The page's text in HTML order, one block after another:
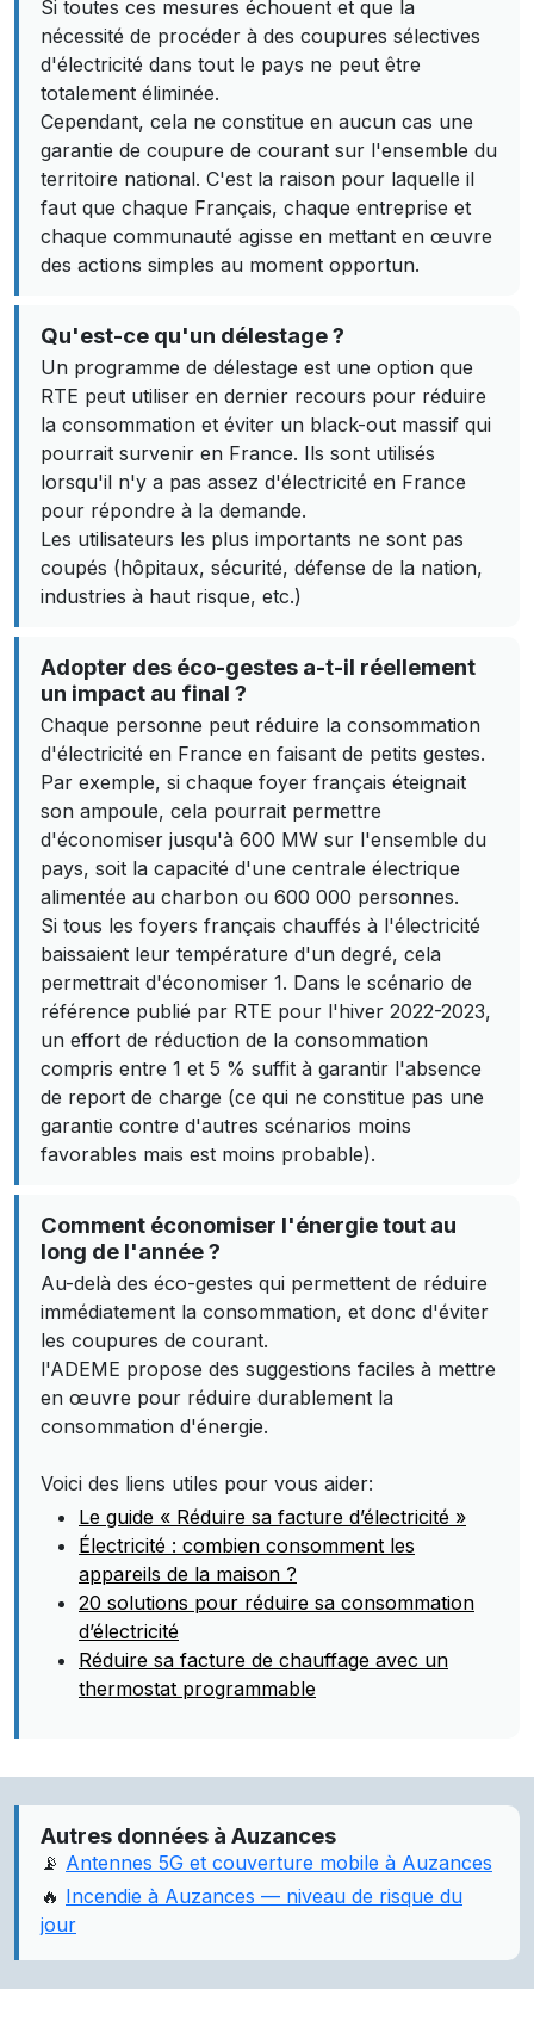
Si toutes ces mesures échouent et que la
nécessité de procéder à des coupures sélectives
d'électricité dans tout le pays ne peut être
totalement éliminée.
Cependant, cela ne constitue en aucun cas une
garantie de coupure de courant sur l'ensemble du
territoire national. C'est la raison pour laquelle il
faut que chaque Français, chaque entreprise et
chaque communauté agisse en mettant en œuvre
des actions simples au moment opportun.
Qu'est-ce qu'un délestage ?
Un programme de délestage est une option que
RTE peut utiliser en dernier recours pour réduire
la consommation et éviter un black-out massif qui
pourrait survenir en France. Ils sont utilisés
lorsqu'il n'y a pas assez d'électricité en France
pour répondre à la demande.
Les utilisateurs les plus importants ne sont pas
coupés (hôpitaux, sécurité, défense de la nation,
industries à haut risque, etc.)
Adopter des éco-gestes a-t-il réellement
un impact au final ?
Chaque personne peut réduire la consommation
d'électricité en France en faisant de petits gestes.
Par exemple, si chaque foyer français éteignait
son ampoule, cela pourrait permettre
d'économiser jusqu'à 600 MW sur l'ensemble du
pays, soit la capacité d'une centrale électrique
alimentée au charbon ou 600 000 personnes.
Si tous les foyers français chauffés à l'électricité
baissaient leur température d'un degré, cela
permettrait d'économiser 1. Dans le scénario de
référence publié par RTE pour l'hiver 2022-2023,
un effort de réduction de la consommation
compris entre 1 et 5 % suffit à garantir l'absence
de report de charge (ce qui ne constitue pas une
garantie contre d'autres scénarios moins
favorables mais est moins probable).
Comment économiser l'énergie tout au
long de l'année ?
Au-delà des éco-gestes qui permettent de réduire
immédiatement la consommation, et donc d'éviter
les coupures de courant.
l'ADEME propose des suggestions faciles à mettre
en œuvre pour réduire durablement la
consommation d'énergie.
Voici des liens utiles pour vous aider:
Le guide « Réduire sa facture d’électricité »
Électricité : combien consomment les
appareils de la maison ?
20 solutions pour réduire sa consommation
d’électricité
Réduire sa facture de chauffage avec un
thermostat programmable
Autres données à Auzances
📡 Antennes 5G et couverture mobile à Auzances
🔥 Incendie à Auzances — niveau de risque du
jour